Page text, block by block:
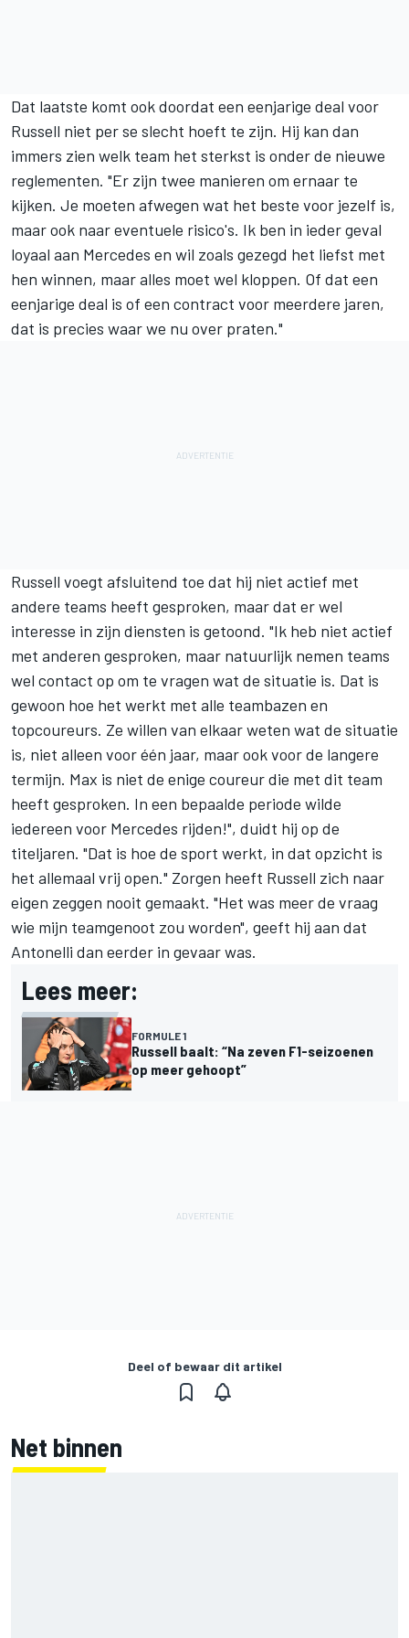
Dat laatste komt ook doordat een eenjarige deal voor
Russell niet per se slecht hoeft te zijn. Hij kan dan
immers zien welk team het sterkst is onder de nieuwe
reglementen. "Er zijn twee manieren om ernaar te
kijken. Je moeten afwegen wat het beste voor jezelf is,
maar ook naar eventuele risico's. Ik ben in ieder geval
loyaal aan Mercedes en wil zoals gezegd het liefst met
hen winnen, maar alles moet wel kloppen. Of dat een
eenjarige deal is of een contract voor meerdere jaren,
dat is precies waar we nu over praten."
Russell voegt afsluitend toe dat hij niet actief met
andere teams heeft gesproken, maar dat er wel
interesse in zijn diensten is getoond. "Ik heb niet actief
met anderen gesproken, maar natuurlijk nemen teams
wel contact op om te vragen wat de situatie is. Dat is
gewoon hoe het werkt met alle teambazen en
topcoureurs. Ze willen van elkaar weten wat de situatie
is, niet alleen voor één jaar, maar ook voor de langere
termijn. Max is niet de enige coureur die met dit team
heeft gesproken. In een bepaalde periode wilde
iedereen voor Mercedes rijden!", duidt hij op de
titeljaren. "Dat is hoe de sport werkt, in dat opzicht is
het allemaal vrij open." Zorgen heeft Russell zich naar
eigen zeggen nooit gemaakt. "Het was meer de vraag
wie mijn teamgenoot zou worden", geeft hij aan dat
Antonelli dan eerder in gevaar was.
Lees meer:
FORMULE 1
Russell baalt: “Na zeven F1-seizoenen
op meer gehoopt”
Deel of bewaar dit artikel
Net binnen